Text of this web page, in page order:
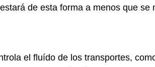
de esta forma a menos que se
el fluído de los transportes,